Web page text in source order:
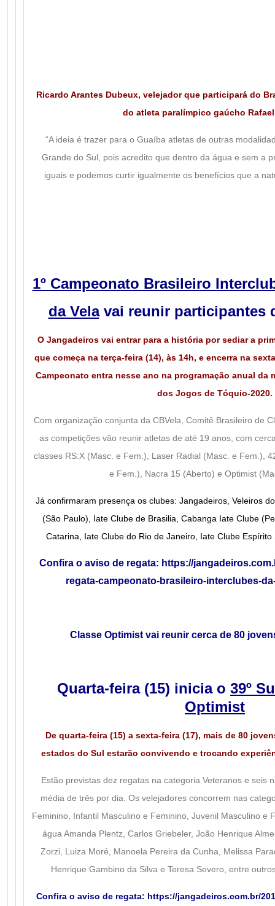
Ricardo Arantes Dubeux, velejador que participará do
do atleta paralímpico gaúcho
“A ideia é trazer para o Guaíba atletas de outras
Grande do Sul, pois acredito que dentro da água e sem a
iguais e podemos curtir igualmente os benefícios que a
1º Campeonato Brasileiro
da Velavai reunir participantes
O Jangadeiros vai entrar para a história por sediar a
que começa na terça-feira (14), às 14h, e encerra na
Campeonato entra nesse ano na programação anual
dos Jogos de Tóquio-2020.
Com organização conjunta da CBVela, Comitê Brasileiro de
as competições vão reunir atletas de até 19 anos, com
classes RS:X (Masc. e Fem.), Laser Radial (Masc. e Fem.),
e Fem.), Nacra 15 (Aberto) e Optimist
Já confirmaram presença os clubes: Jangadeiros, Veleiros
(São Paulo), Iate Clube de Brasilia, Cabanga Iate Clube
Catarina, Iate Clube do Rio de Janeiro, Iate Clube
Confira o aviso de regata: https://
regata-campeonato-brasileiro-interclubes-
Classe Optimist vai reunir cerca de 80
Quarta-feira (15) inicia o 39º
Optimist
De quarta-feira (15) a sexta-feira (17), mais de 80
estados do Sul estarão convivendo e trocando
Estão previstas dez regatas na categoria Veteranos e seis
média de três por dia. Os velejadores concorrem nas
Feminino, Infantil Masculino e Feminino, Juvenil Masculino e
água Amanda Plentz, Carlos Griebeler, João Henrique
Zorzi, Luiza Moré, Manoela Pereira da Cunha, Melissa
Henrique Gambino da Silva e Teresa Severo, entre
Confira o aviso de regata: https://jangadeiros.com.br/